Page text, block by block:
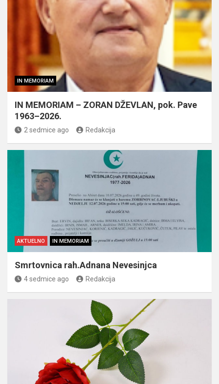
IN MEMORIAM
IN MEMORIAM – ZORAN DŽEVLAN, pok. Pave
1963–2026.
2 sedmice ago Redakcija
AKTUELNO IN MEMORIAM
Smrtovnica rah.Adnana Nevesinjca
4 sedmice ago Redakcija